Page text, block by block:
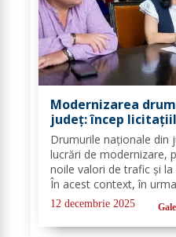
Modernizarea
județ: încep
fezabilitate
Drumurile naționale din
lucrări de modernizare,
noile valori de trafic și
În acest context, în
echipa PSD Botoșani,
și Poduri Iași a scos la...
12 decembrie 2025